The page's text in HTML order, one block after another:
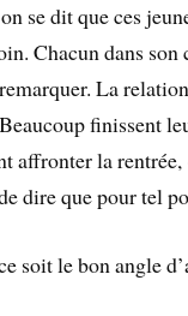
se dit que ces
Chacun dans
La
finissent
affronter la
de dire que pour tel
soit le bon angle